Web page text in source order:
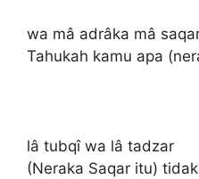
wa mâ adrâka mâ
Tahukah kamu apa
lâ tubqî wa lâ tadzar
(Neraka Saqar itu)